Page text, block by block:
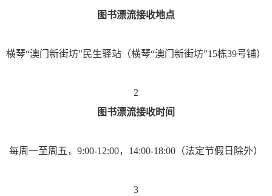
图书漂流接收地点
横琴“澳门新街坊”民生驿站（横琴“澳门新街坊”15栋39号铺）
2
图书漂流接收时间
每周一至周五，9:00-12:00，14:00-18:00（法定节假日除外）
3